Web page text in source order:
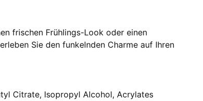
frischen Frühlings-Look oder einen
Sie den funkelnden Charme auf Ihren
Citrate, Isopropyl Alcohol, Acrylates